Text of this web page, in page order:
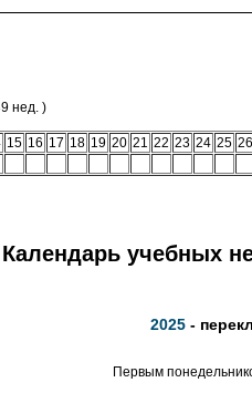
нед. )
15 16 17 18 19 20 21 22 23 24 25 26
Календарь учебных
2025 -
Первым